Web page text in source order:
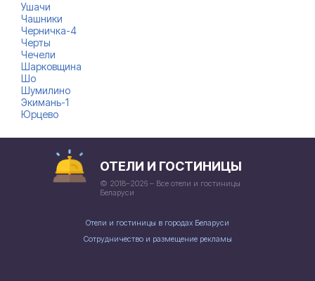
Ушачи
Чашники
Черничка-4
Черты
Чечели
Шарковщина
Шо
Шумилино
Экимань-1
Юрцево
ОТЕЛИ И ГОСТИНИЦЫ
© 2018–2026 – Все отели и гостиницы
Беларуси
Отели и гостиницы в городах Беларуси
Сотрудничество и размещение рекламы